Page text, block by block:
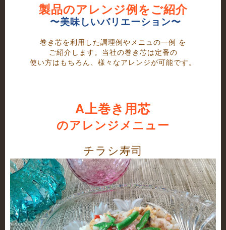
製品のアレンジ例をご紹介
〜美味しいバリエーション〜
巻き芯を利用した調理例やメニュの一例 を
ご紹介します。当社の巻き芯は定番の
使い方はもちろん、様々なアレンジが可能です。
A上巻き用芯
のアレンジメニュー
チラシ寿司